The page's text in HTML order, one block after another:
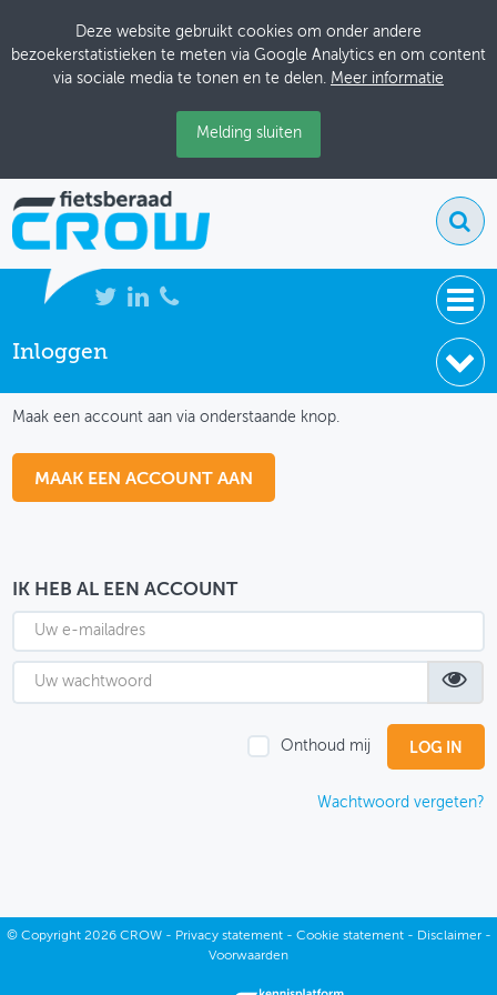
Deze website gebruikt cookies om onder andere
bezoekerstatistieken te meten via Google Analytics en om content
via sociale media te tonen en te delen. Meer informatie
Melding sluiten
NIEUWS
THEMASITES
MIJN PROFIEL
GEBRUIKER
Inloggen
Maak een account aan via onderstaande knop.
MAAK EEN ACCOUNT AAN
IK HEB AL EEN ACCOUNT
Onthoud mij
Wachtwoord vergeten?
© Copyright2026 CROW - Privacy statement- Cookie statement- Disclaimer-
Voorwaarden